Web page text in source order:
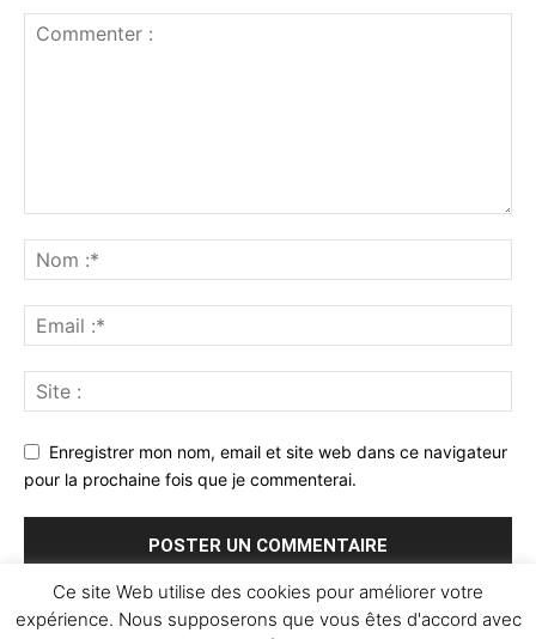
Enregistrer mon nom, email et site web dans ce navigateur
pour la prochaine fois que je commenterai.
Ce site Web utilise des cookies pour améliorer votre
expérience. Nous supposerons que vous êtes d'accord avec